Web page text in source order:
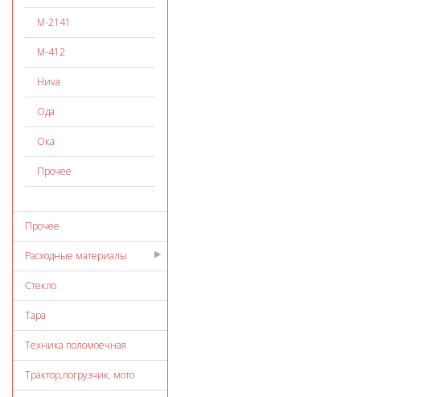
М-2141
М-412
Ниvа
Ода
Ока
Прочее
Прочее
Расходные материалы
Стекло
Тара
Техника поломоечная
Трактор,погрузчик, мото